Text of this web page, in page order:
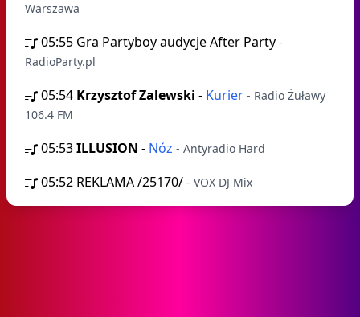
Warszawa
05:55 Gra Partyboy audycje After Party -
RadioParty.pl
05:54 Krzysztof Zalewski - Kurier - Radio Żuławy
106.4 FM
05:53ILLUSION - Nóz - Antyradio Hard
05:52 REKLAMA /25170/ - VOX DJ Mix